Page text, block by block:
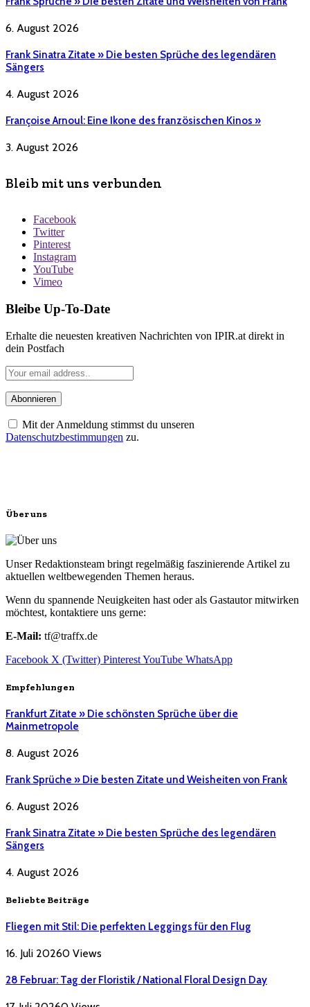
6. August 2026
Frank Sinatra Zitate » Die besten Sprüche des legendären
Sängers
4. August 2026
Françoise Arnoul: Eine Ikone des französischen Kinos »
3. August 2026
Bleib mit uns verbunden
Facebook
Twitter
Pinterest
Instagram
YouTube
Vimeo
Bleibe Up-To-Date
Erhalte die neuesten kreativen Nachrichten von IPIR.at direkt in
dein Postfach
Mit der Anmeldung stimmst du unseren
Datenschutzbestimmungen zu.
Über uns
Unser Redaktionsteam bringt regelmäßig faszinierende Artikel zu
aktuellen weltbewegenden Themen heraus.
Wenn du spannende Neuigkeiten hast oder als Gastautor mitwirken
möchtest, kontaktiere uns gerne:
E-Mail: tf@traffx.de
Facebook X (Twitter) PinterestYouTube WhatsApp
Empfehlungen
Frankfurt Zitate » Die schönsten Sprüche über die
Mainmetropole
8. August 2026
Frank Sprüche » Die besten Zitate und Weisheiten von Frank
6. August 2026
Frank Sinatra Zitate » Die besten Sprüche des legendären
Sängers
4. August 2026
Beliebte Beiträge
Fliegen mit Stil: Die perfekten Leggings für den Flug
16. Juli 20260 Views
28 Februar: Tag der Floristik / National Floral Design Day